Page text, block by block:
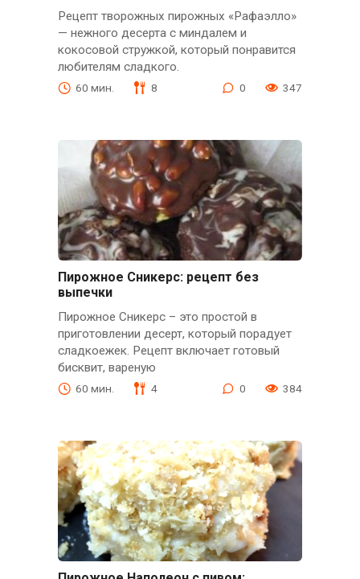
Рецепт творожных пирожных «Рафаэлло»
— нежного десерта с миндалем и
кокосовой стружкой, который понравится
любителям сладкого.
60 мин. 8 0 347
Пирожное Сникерс: рецепт без
выпечки
Пирожное Сникерс – это простой в
приготовлении десерт, который порадует
сладкоежек. Рецепт включает готовый
бисквит, вареную
60 мин. 4 0 384